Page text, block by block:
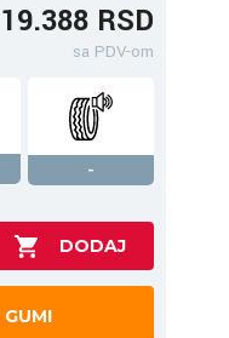
19.388 RSD
sa PDV-om
-
GUMI